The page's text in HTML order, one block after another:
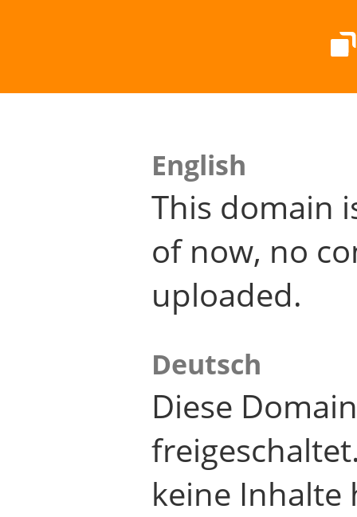
English
This domain
of now, no
uploaded.
Deutsch
Diese
keine Inhalte